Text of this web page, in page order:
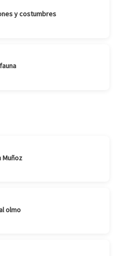
y costumbres
Muñoz
olmo